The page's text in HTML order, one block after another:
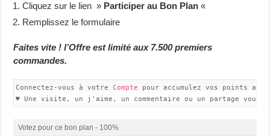
Cliquez sur le lien » Participer au Bon Plan «
Remplissez le formulaire
Faites vite ! l’Offre est limité aux 7.500 premiers
commandes.
Connectez-vous à votre Compte pour accumulez vos points
♥ Une visite, un j'aime, un commentaire ou un partage vous
Votez pour ce bon plan - 100%